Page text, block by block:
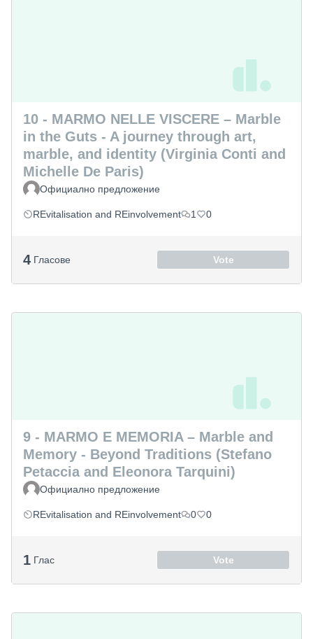
10 - MARMO NELLE VISCERE – Marble
in the Guts - A journey through art,
marble, and identity (Virginia Conti and
Michelle De Paris)
Официално предложение
REvitalisation and REinvolvement 1 0
4 Гласове Vote
9 - MARMO E MEMORIA – Marble and
Memory - Beyond Traditions (Stefano
Petaccia and Eleonora Tarquini)
Официално предложение
REvitalisation and REinvolvement 0 0
1 Глас Vote